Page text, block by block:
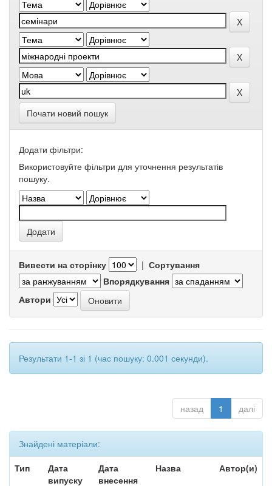
Почати новий пошук
Додати фільтри:
Використовуйте фільтри для уточнення результатів
пошуку.
Вивести на сторінку | Сортування
Впорядкування
Автори
Результати 1-1 зі 1 (час пошуку: 0.001 секунди).
назад 1 далі
Знайдені матеріали:
Тип
Дата
випуску
Дата
внесення
Назва Автор(и)